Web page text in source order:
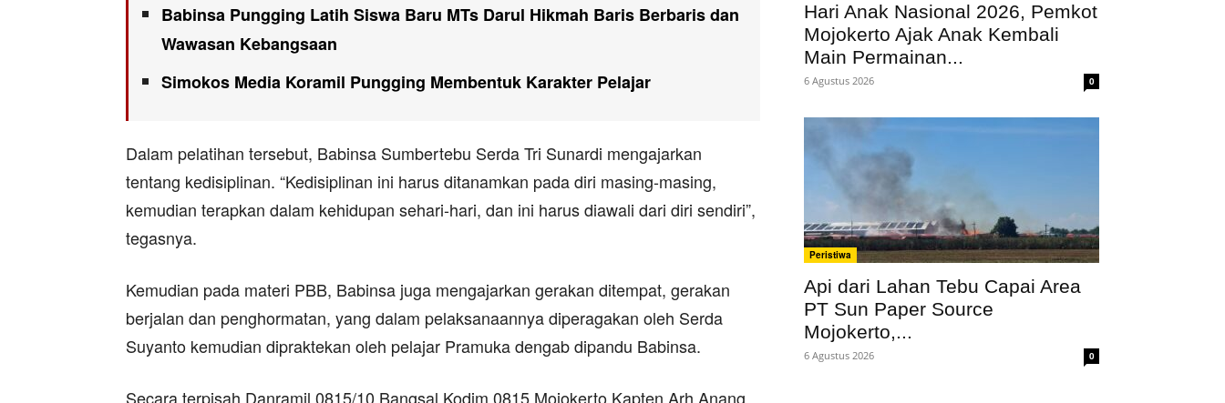
Babinsa Pungging Latih Siswa Baru MTs Darul Hikmah Baris Berbaris dan
Wawasan Kebangsaan
Simokos Media Koramil Pungging Membentuk Karakter Pelajar
Dalam pelatihan tersebut, Babinsa Sumbertebu Serda Tri Sunardi mengajarkan
tentang kedisiplinan. “Kedisiplinan ini harus ditanamkan pada diri masing-masing,
kemudian terapkan dalam kehidupan sehari-hari, dan ini harus diawali dari diri sendiri”,
tegasnya.
Kemudian pada materi PBB, Babinsa juga mengajarkan gerakan ditempat, gerakan
berjalan dan penghormatan, yang dalam pelaksanaannya diperagakan oleh Serda
Suyanto kemudian dipraktekan oleh pelajar Pramuka dengab dipandu Babinsa.
Secara terpisah Danramil 0815/10 Bangsal Kodim 0815 Mojokerto Kapten Arh Anang
Hari Anak Nasional 2026, Pemkot
Mojokerto Ajak Anak Kembali
Main Permainan...
6 Agustus 2026 0
Peristiwa
Api dari Lahan Tebu Capai Area
PT Sun Paper Source
Mojokerto,...
6 Agustus 2026 0